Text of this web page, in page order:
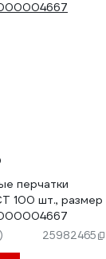
перчатки
100 шт., размер
25982465